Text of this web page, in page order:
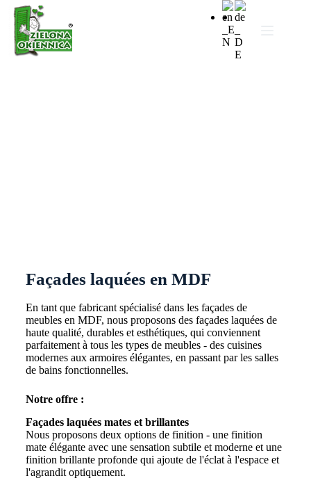
Façades laquées en MDF
En tant que fabricant spécialisé dans les façades de
meubles en MDF, nous proposons des façades laquées de
haute qualité, durables et esthétiques, qui conviennent
parfaitement à tous les types de meubles - des cuisines
modernes aux armoires élégantes, en passant par les salles
de bains fonctionnelles.
Notre offre :
Façades laquées mates et brillantes
Nous proposons deux options de finition - une finition
mate élégante avec une sensation subtile et moderne et une
finition brillante profonde qui ajoute de l'éclat à l'espace et
l'agrandit optiquement.